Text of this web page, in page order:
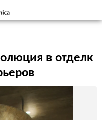
в отделк